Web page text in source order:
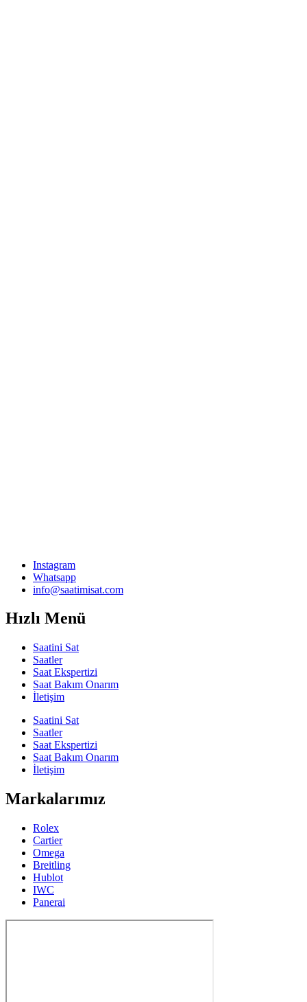
Instagram
Whatsapp
info@saatimisat.com
Hızlı Menü
Saatini Sat
Saatler
Saat Ekspertizi
Saat Bakım Onarım
İletişim
Saatini Sat
Saatler
Saat Ekspertizi
Saat Bakım Onarım
İletişim
Markalarımız
Rolex
Cartier
Omega
Breitling
Hublot
IWC
Panerai